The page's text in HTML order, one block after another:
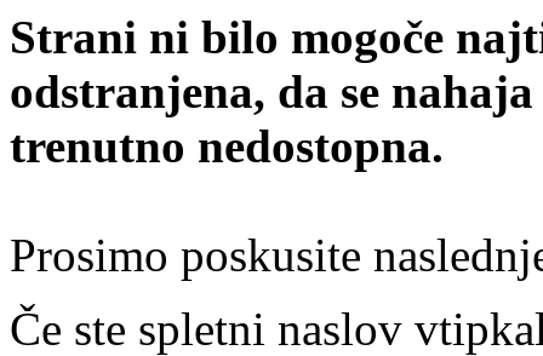
Strani ni bilo mogoče
odstranjena, da se
trenutno nedostopna.
Prosimo poskusite
Če ste spletni naslov